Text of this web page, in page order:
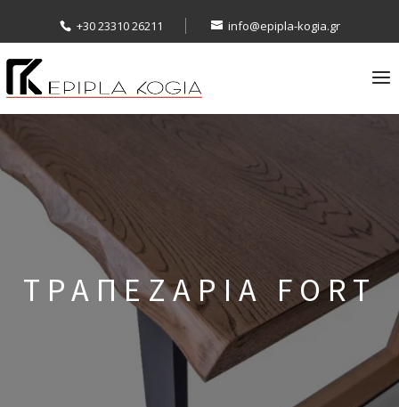
+30 23310 26211 info@epipla-kogia.gr
ΤΡΑΠΕΖΑΡΙΑ FORT